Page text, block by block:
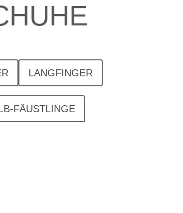
LANGFINGER
FÄUSTLINGE